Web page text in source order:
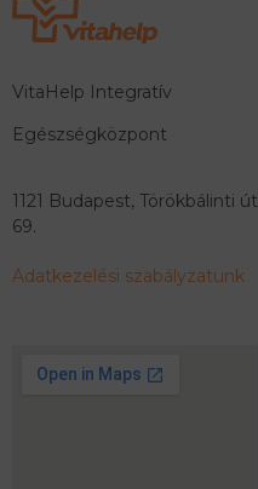
VitaHelp Integratív
Egészségközpont
1121 Budapest, Törökbálinti út
69.
Adatkezelési szabályzatunk